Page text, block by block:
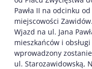
Pawła II na odcinku
miejscowości Zawidów.
Wjazd na ul. Jana
mieszkańców i
wprowadzony
ul. Starozawidowską,